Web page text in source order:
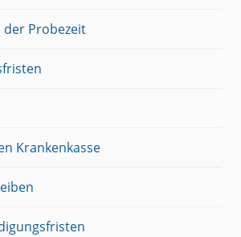
Probezeit
Krankenkasse